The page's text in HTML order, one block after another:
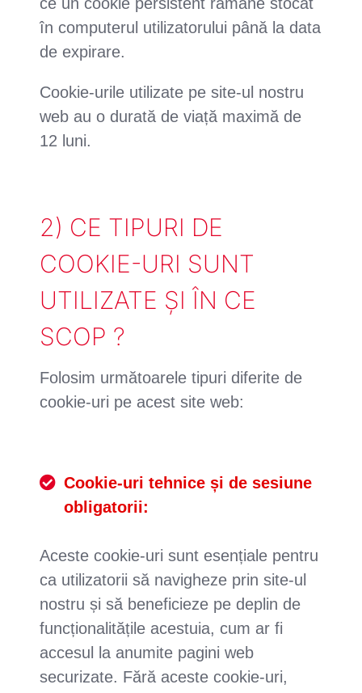
în computerul utilizatorului până la data
de expirare.
Cookie-urile utilizate pe site-ul nostru
web au o durată de viață maximă de
12 luni.
2) CE TIPURI DE
COOKIE-URI SUNT
UTILIZATE ȘI ÎN CE
SCOP ?
Folosim următoarele tipuri diferite de
cookie-uri pe acest site web:
Cookie-uri tehnice și de sesiune
obligatorii:
Aceste cookie-uri sunt esențiale pentru
ca utilizatorii să navigheze prin site-ul
nostru și să beneficieze pe deplin de
funcționalitățile acestuia, cum ar fi
accesul la anumite pagini web
securizate. Fără aceste cookie-uri,